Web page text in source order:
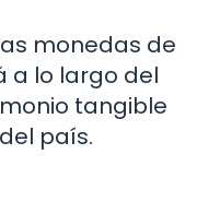
monedas de
a lo largo del
tangible
país.